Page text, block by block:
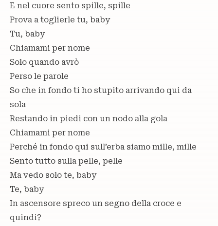
E nel cuore sento spille, spille
Prova a toglierle tu, baby
Tu, baby
Chiamami per nome
Solo quando avrò
Perso le parole
So che in fondo ti ho stupito arrivando qui da
sola
Restando in piedi con un nodo alla gola
Chiamami per nome
Perché in fondo qui sull’erba siamo mille, mille
Sento tutto sulla pelle, pelle
Ma vedo solo te, baby
Te, baby
In ascensore spreco un segno della croce e
quindi?